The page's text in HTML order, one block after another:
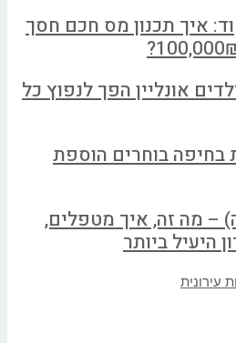
איך תכנון מס חכם חסך
אונליין הפך לנפוץ כל
בחיפה בוחרים הוספת
– מה זה, איך מטפלים,
היעיל ביותר